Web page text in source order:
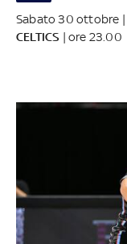
Sabato 30 ottobre |
CELTICS | ore 23.00